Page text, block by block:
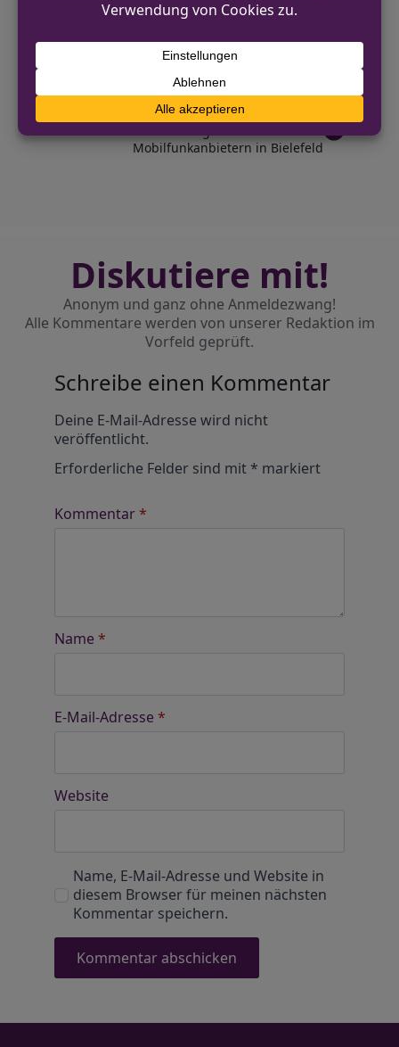
VORHERIGER BEITRAG
Verkehrsunfallflucht – Stromkasten in Löhne
beschädigt
NÄCHSTER BEITRAG
Mobilfunkanbietern in Bielefeld
Diskutiere mit!
Anonym und ganz ohne Anmeldezwang!
Alle Kommentare werden von unserer Redaktion im
Vorfeld geprüft.
Schreibe einen Kommentar
Deine E-Mail-Adresse wird nicht
veröffentlicht.
Erforderliche Felder sind mit* markiert
Kommentar*
Name *
E-Mail-Adresse *
Website
Name, E-Mail-Adresse und Website in
diesem Browser für meinen nächsten
Kommentar speichern.